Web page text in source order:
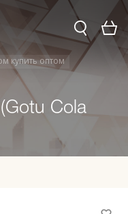
купить оптом
Cola